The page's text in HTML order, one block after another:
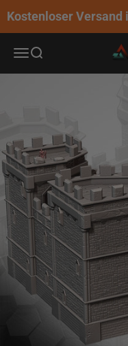
Kostenloser Versand
Navigationsmenü öffnen
Suche öffnen